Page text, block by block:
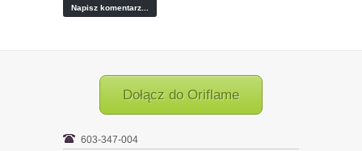
Dołącz do Oriflame
603-347-004